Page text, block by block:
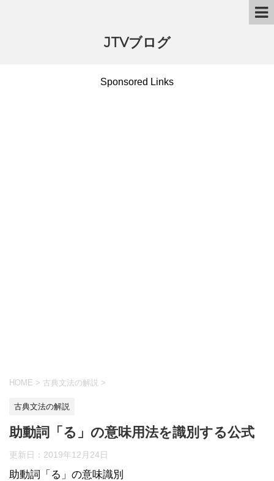
JTVブログ
Sponsored Links
HOME > 古典文法の解説 >
古典文法の解説
助動詞「る」の意味用法を識別する公式
更新日： 2019年12月24日
助動詞「る」の意味識別